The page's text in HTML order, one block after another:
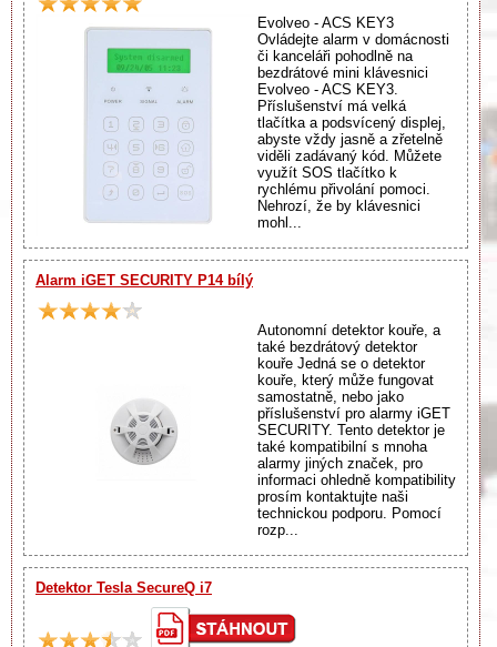
Evolveo - ACS KEY3
Ovládejte alarm v domácnosti
či kanceláři pohodlně na
bezdrátové mini klávesnici
Evolveo - ACS KEY3.
Příslušenství má velká
tlačítka a podsvícený displej,
abyste vždy jasně a zřetelně
viděli zadávaný kód. Můžete
využít SOS tlačítko k
rychlému přivolání pomoci.
Nehrozí, že by klávesnici
mohl...
Alarm iGET SECURITY P14 bílý
Autonomní detektor kouře, a
také bezdrátový detektor
kouře Jedná se o detektor
kouře, který může fungovat
samostatně, nebo jako
příslušenství pro alarmy iGET
SECURITY. Tento detektor je
také kompatibilní s mnoha
alarmy jiných značek, pro
informaci ohledně kompatibility
prosím kontaktujte naši
technickou podporu. Pomocí
rozp...
Detektor Tesla SecureQ i7